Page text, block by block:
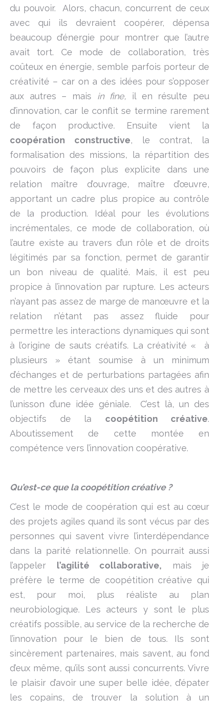
du pouvoir. Alors, chacun, concurrent de ceux
avec qui ils devraient coopérer, dépensa
beaucoup d’énergie pour montrer que l’autre
avait tort. Ce mode de collaboration, très
coûteux en énergie, semble parfois porteur de
créativité – car on a des idées pour s’opposer
aux autres – mais in fine, il en résulte peu
d’innovation, car le conflit se termine rarement
de façon productive. Ensuite vient la
coopération constructive, le contrat, la
formalisation des missions, la répartition des
pouvoirs de façon plus explicite dans une
relation maître d’ouvrage, maître d’œuvre,
apportant un cadre plus propice au contrôle
de la production. Idéal pour les évolutions
incrémentales, ce mode de collaboration, où
l’autre existe au travers d’un rôle et de droits
légitimés par sa fonction, permet de garantir
un bon niveau de qualité. Mais, il est peu
propice à l’innovation par rupture. Les acteurs
n’ayant pas assez de marge de manœuvre et la
relation n’étant pas assez fluide pour
permettre les interactions dynamiques qui sont
à l’origine de sauts créatifs. La créativité « à
plusieurs » étant soumise à un minimum
d’échanges et de perturbations partagées afin
de mettre les cerveaux des uns et des autres à
l’unisson d’une idée géniale. C’est là, un des
objectifs de la coopétition créative.
Aboutissement de cette montée en
compétence vers l’innovation coopérative.
Qu’est-ce que la coopétition créative ?
C’est le mode de coopération qui est au cœur
des projets agiles quand ils sont vécus par des
personnes qui savent vivre l’interdépendance
dans la parité relationnelle. On pourrait aussi
l’appeler
l’agilité collaborative, mais je
préfère le terme de coopétition créative qui
est, pour moi, plus réaliste au plan
neurobiologique. Les acteurs y sont le plus
créatifs possible, au service de la recherche de
l’innovation pour le bien de tous. Ils sont
sincèrement partenaires, mais savent, au fond
d’eux même, qu’ils sont aussi concurrents. Vivre
le plaisir d’avoir une super belle idée, d’épater
les copains, de trouver la solution à un